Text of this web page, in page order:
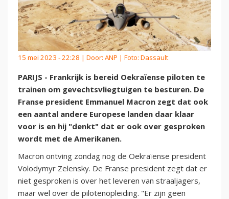
15 mei 2023 - 22:28 | Door: ANP | Foto: Dassault
PARIJS - Frankrijk is bereid Oekraïense piloten te
trainen om gevechtsvliegtuigen te besturen. De
Franse president Emmanuel Macron zegt dat ook
een aantal andere Europese landen daar klaar
voor is en hij "denkt" dat er ook over gesproken
wordt met de Amerikanen.
Macron ontving zondag nog de Oekraïense president
Volodymyr Zelensky. De Franse president zegt dat er
niet gesproken is over het leveren van straaljagers,
maar wel over de pilotenopleiding. "Er zijn geen